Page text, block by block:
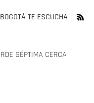
BOGOTÁ TE ESCUCHA
SÉPTIMA CERCA